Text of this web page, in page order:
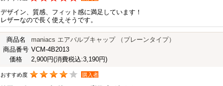
デザイン、質感、フィット感に満足しています！
レザーなので長く使えそうです。
商品名
maniacs エアバルブキャップ （プレーンタイプ）
商品番号 VCM-4B2013
価格
2,900円(消費税込:3,190円)
おすすめ度 購入者